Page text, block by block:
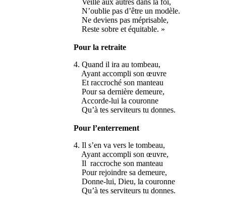
Veille aux autres dans la foi,
N’oublie pas d’être un modèle.
Ne deviens pas méprisable,
Reste sobre et équitable. »
Pour la retraite
4. Quand il ira au tombeau,
Ayant accompli son œuvre
Et raccroché son manteau
Pour sa dernière demeure,
Accorde-lui la couronne
Qu’à tes serviteurs tu donnes.
Pour l’enterrement
4. Il s’en va vers le tombeau,
Ayant accompli son œuvre,
Il raccroche son manteau
Pour rejoindre sa demeure,
Donne-lui, Dieu, la couronne
Qu’à tes serviteurs tu donnes.